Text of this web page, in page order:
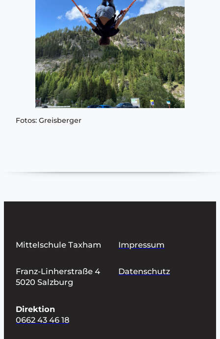
Fotos: Greisberger
Mittelschule Taxham
Franz-Linherstraße 4
5020 Salzburg
Direktion
0662 43 46 18
Impressum
Datenschutz